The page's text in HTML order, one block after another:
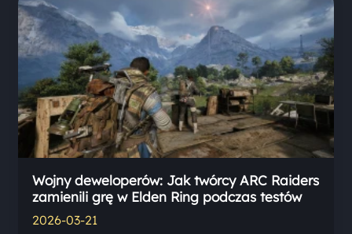
Wojny deweloperów: Jak twórcy ARC Raiders
zamienili grę w Elden Ring podczas testów
2026-03-21